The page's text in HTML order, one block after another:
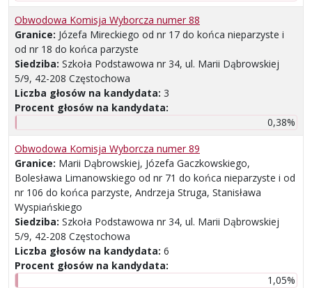
Obwodowa Komisja Wyborcza numer 88
Granice: Józefa Mireckiego od nr 17 do końca nieparzyste i
od nr 18 do końca parzyste
Siedziba: Szkoła Podstawowa nr 34, ul. Marii Dąbrowskiej
5/9, 42-208 Częstochowa
Liczba głosów na kandydata: 3
Procent głosów na kandydata:
0,38%
Obwodowa Komisja Wyborcza numer 89
Granice: Marii Dąbrowskiej, Józefa Gaczkowskiego,
Bolesława Limanowskiego od nr 71 do końca nieparzyste i od
nr 106 do końca parzyste, Andrzeja Struga, Stanisława
Wyspiańskiego
Siedziba: Szkoła Podstawowa nr 34, ul. Marii Dąbrowskiej
5/9, 42-208 Częstochowa
Liczba głosów na kandydata: 6
Procent głosów na kandydata:
1,05%